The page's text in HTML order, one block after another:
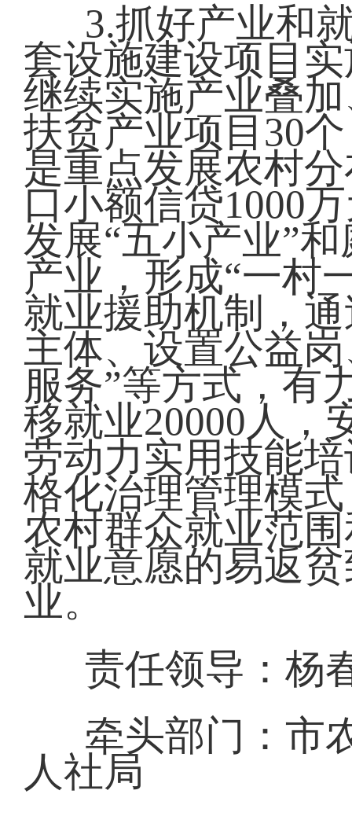
3.抓好产业和
套设施建设项目
继续实施产业叠
扶贫产业项目30
是重点发展农村
口小额信贷1000
发展“五小产业”
产业，形成“一村
就业援助机制，
主体、设置公益
服务”等方式，有
移就业20000人，
劳动力实用技能
格化治理管理模
农村群众就业范
就业意愿的易返
业。
责任领导：杨
牵头部门：市
人社局